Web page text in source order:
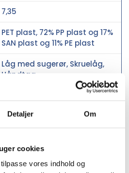
Detaljer Om
cookies
vores indhold og
7,35
PET plast, 72% PP plast og 17%
SAN plast og 11% PE plast
Låg med sugerør, Skruelåg,
Håndtag
Lækagesikker, Let at rengøre
Nej